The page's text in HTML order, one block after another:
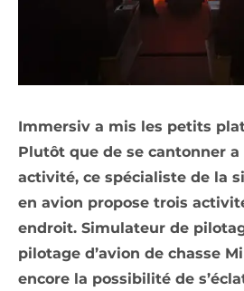
Immersiv a mis les petits
Plutôt que de se cantonner a
activité, ce spécialiste de la
en avion propose trois
endroit. Simulateur de
pilotage d’avion de chasse
encore la possibilité de